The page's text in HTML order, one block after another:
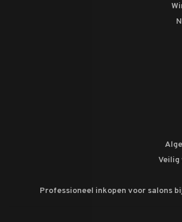
Veilig
Professioneel inkopen voor salons